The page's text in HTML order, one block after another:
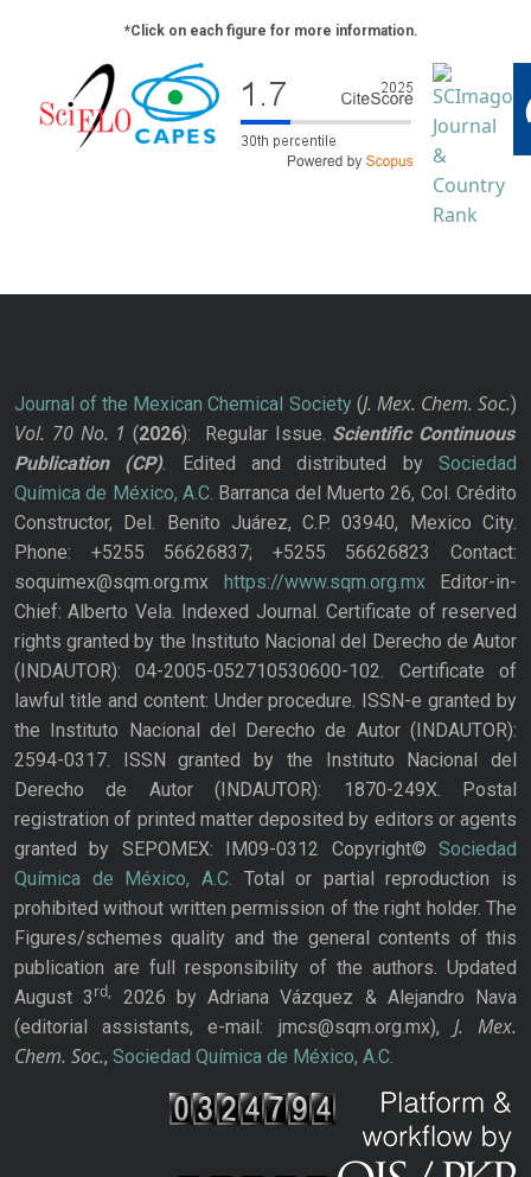
*Click on each figure for more information.
Journal of the Mexican Chemical Society(J. Mex. Chem. Soc.)
Vol. 70 No. 1 (2026): Regular Issue. Scientific Continuous
Publication
(CP). Edited and distributed bySociedad
Química de México, A.C. Barranca del Muerto 26, Col. Crédito
Constructor, Del. Benito Juárez, C.P. 03940, Mexico City.
Phone: +5255 56626837; +5255 56626823 Contact:
soquimex@sqm.org.mx https://www.sqm.org.mxEditor-in-
Chief: Alberto Vela. Indexed Journal. Certificate of reserved
rights granted by the Instituto Nacional del Derecho de Autor
(INDAUTOR): 04-2005-052710530600-102. Certificate of
lawful title and content: Under procedure. ISSN-e granted by
the Instituto Nacional del Derecho de Autor (INDAUTOR):
2594-0317. ISSN granted by the Instituto Nacional del
Derecho de Autor (INDAUTOR): 1870-249X. Postal
registration of printed matter deposited by editors or agents
granted by SEPOMEX: IM09-0312 Copyright© Sociedad
Química de México, A.C. Total or partial reproduction is
prohibited without written permission of the right holder. The
Figures/schemes quality and the general contents of this
publication are full responsibility of the authors. Updated
August 3rd,
2026 by Adriana Vázquez & Alejandro Nava
(editorial assistants, e-mail: jmcs@sqm.org.mx), J. Mex.
Chem. Soc., Sociedad Química de México, A.C.